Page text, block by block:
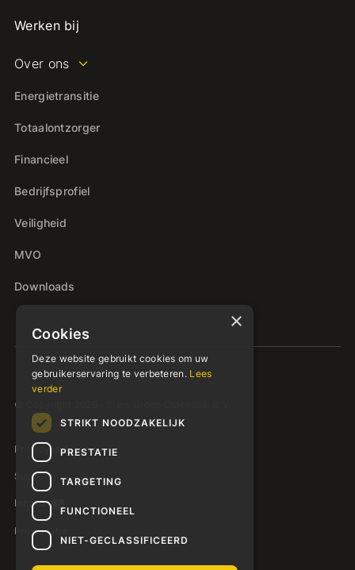
Werken bij
Over ons
Energietransitie
Totaalontzorger
Financieel
Bedrijfsprofiel
Veiligheid
MVO
Downloads
© Copyright 2026 - Siers Groep Oldenzaal B.V.
Privacyverklaring
Support
Intranet
Presentatie
×
Cookies
Deze website gebruikt cookies om uw
gebruikerservaring te verbeteren. Lees
verder
STRIKT NOODZAKELIJK
PRESTATIE
TARGETING
FUNCTIONEEL
NIET-GECLASSIFICEERD